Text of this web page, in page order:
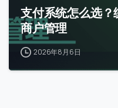
支付系统怎么选
商户管理
2026年8月6日